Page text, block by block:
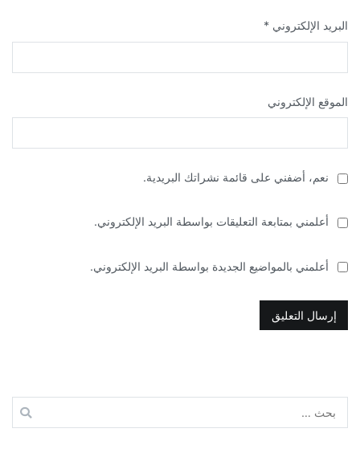
البريد الإلكتروني *
الموقع الإلكتروني
نعم، أضفني على قائمة نشراتك البريدية.
أعلمني بمتابعة التعليقات بواسطة البريد الإلكتروني.
أعلمني بالمواضيع الجديدة بواسطة البريد الإلكتروني.
عن: